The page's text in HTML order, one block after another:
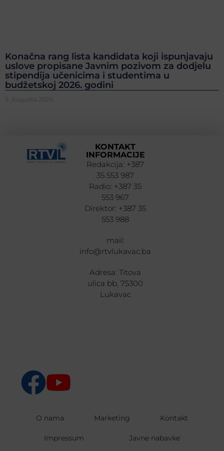
Konačna rang lista kandidata koji ispunjavaju
uslove propisane Javnim pozivom za dodjelu
stipendija učenicima i studentima u
budžetskoj 2026. godini
5. Augusta 2026.
KONTAKT
INFORMACIJE
Redakcija: +387
35 553 987
Radio: +387 35
553 967
Direktor: +387 35
553 988
mail:
info@rtvlukavac.ba
Adresa: Titova
ulica bb, 75300
Lukavac
O nama Marketing Kontakt
Impressum Javne nabavke